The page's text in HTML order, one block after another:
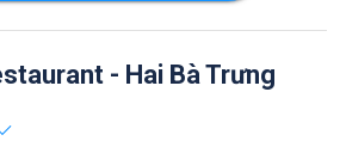
- Hai Bà Trưng